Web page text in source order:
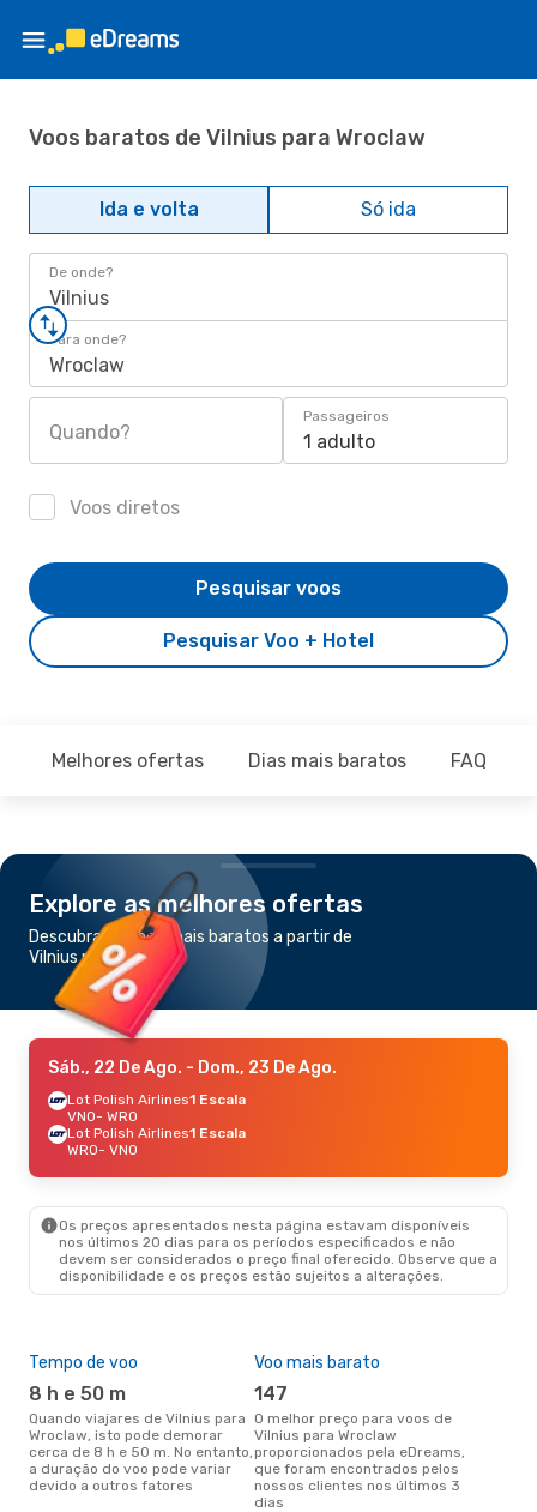
Voos baratos de Vilnius para Wroclaw
Ida e volta Só ida
De onde?
Vilnius
Para onde?
Wroclaw
Quando?
Passageiros
1 adulto
Voos diretos
Pesquisar Voo + Hotel
Pesquisar voos
Melhores ofertas Dias mais baratos FAQ
Explore as melhores ofertas
Descubra os voos mais baratos a partir de
Vilnius para Wroclaw
Sáb., 22 De Ago. - Dom., 23 De Ago.
Lot Polish Airlines1 Escala
VNO- WRO
Lot Polish Airlines1 Escala
WRO- VNO
Os preços apresentados nesta página estavam disponíveis
nos últimos 20 dias para os períodos especificados e não
devem ser considerados o preço final oferecido. Observe que a
disponibilidade e os preços estão sujeitos a alterações.
Tempo de voo
8 h e 50 m
Quando viajares de Vilnius para
Wroclaw, isto pode demorar
cerca de 8 h e 50 m. No entanto,
a duração do voo pode variar
devido a outros fatores
Voo mais barato
147
O melhor preço para voos de
Vilnius para Wroclaw
proporcionados pela eDreams,
que foram encontrados pelos
nossos clientes nos últimos 3
dias